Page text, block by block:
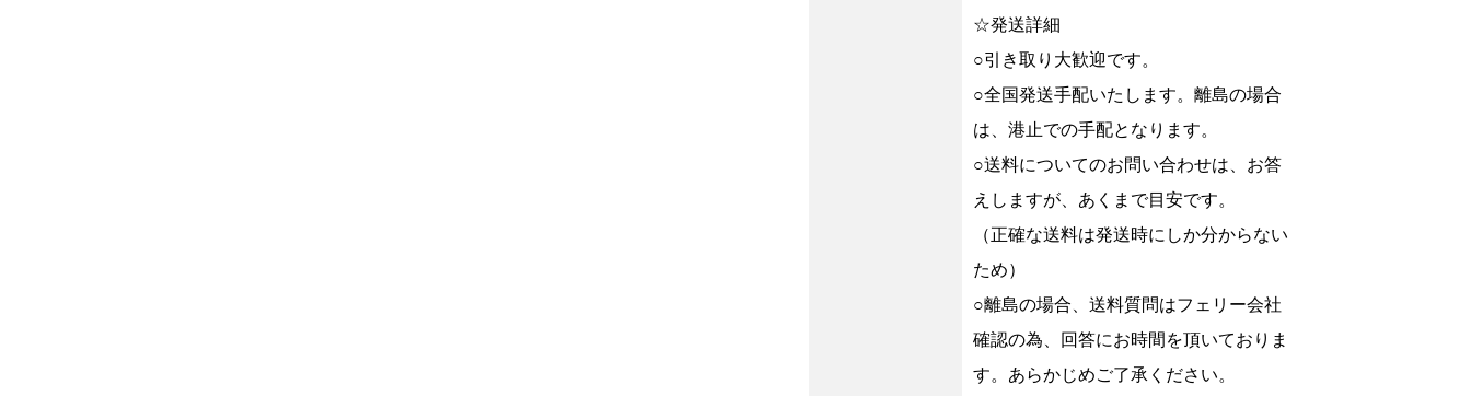
☆発送詳細
○引き取り大歓迎です。
○全国発送手配いたします。離島の場合
は、港止での手配となります。
○送料についてのお問い合わせは、お答
えしますが、あくまで目安です。
（正確な送料は発送時にしか分からない
ため）
○離島の場合、送料質問はフェリー会社
確認の為、回答にお時間を頂いておりま
す。あらかじめご了承ください。